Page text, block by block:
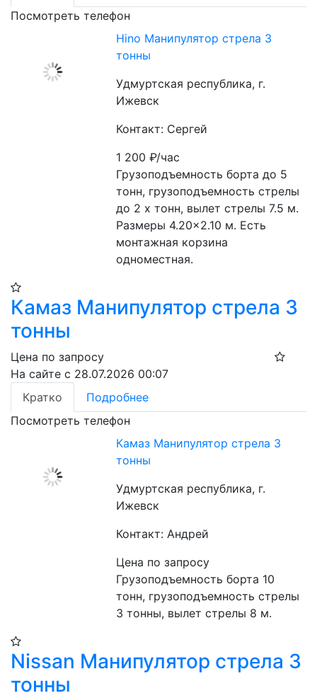
Посмотреть телефон
Hino Манипулятор стрела 3
тонны
Удмуртская республика, г.
Ижевск
Контакт: Сергей
1 200₽/час
Грузоподъемность борта до 5
тонн, грузоподъемность стрелы
до 2 х тонн, вылет стрелы 7.5 м.
Размеры 4.20×2.10 м. Есть
монтажная корзина
одноместная.
Камаз Манипулятор стрела 3
тонны
Цена по запросу
На сайте с 28.07.2026 00:07
Кратко
Подробнее
Посмотреть телефон
Камаз Манипулятор стрела 3
тонны
Удмуртская республика, г.
Ижевск
Контакт: Андрей
Цена по запросу
Грузоподъемность борта 10
тонн, грузоподъемность стрелы
3 тонны, вылет стрелы 8 м.
Nissan Манипулятор стрела 3
тонны